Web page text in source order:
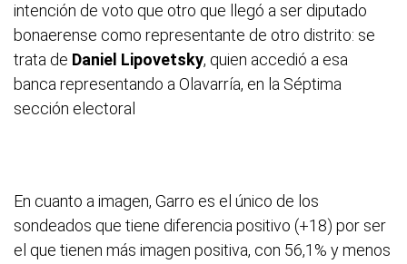
intención de voto que otro que llegó a ser diputado
bonaerense como representante de otro distrito: se
trata de Daniel Lipovetsky, quien accedió a esa
banca representando a Olavarría, en la Séptima
sección electoral
En cuanto a imagen, Garro es el único de los
sondeados que tiene diferencia positivo (+18) por ser
el que tienen más imagen positiva, con 56,1% y menos